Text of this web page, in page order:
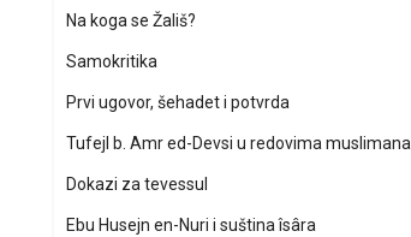
Na koga se Žališ?
Samokritika
Prvi ugovor, šehadet i potvrda
Tufejl b. Amr ed-Devsi u redovima muslimana
Dokazi za tevessul
Ebu Husejn en-Nuri i suština îsâra